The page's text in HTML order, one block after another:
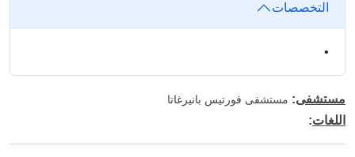
التخصصات
•
مستشفى: مستشفى فورتيس بانيرغاتا
اللغات: